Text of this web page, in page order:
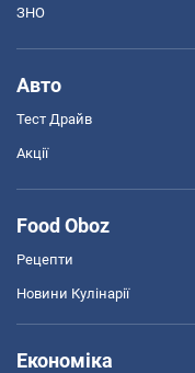
ЗНО
Авто
Тест Драйв
Акції
Food Oboz
Рецепти
Новини Кулінарії
Економіка